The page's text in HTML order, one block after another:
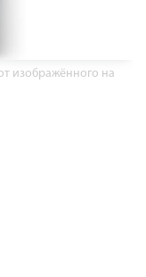
изображённого на